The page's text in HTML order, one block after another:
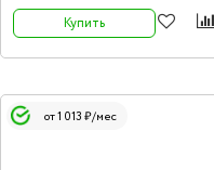
Купить
от 1 013 ₽/мес